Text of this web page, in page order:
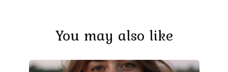
You may also like